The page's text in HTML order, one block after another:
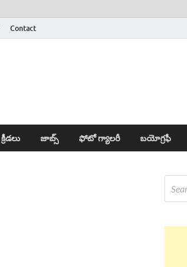
Contact
క్రీడలు జాబ్స్ ఫోటో గ్యాలరీ బయోగ్రఫీ